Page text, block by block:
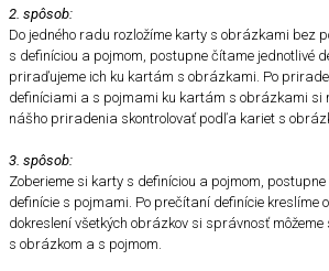
2. spôsob:
Do jedného radu rozložíme karty s obrázkami bez
s definíciou a pojmom, postupne čítame jednotlivé
priraďujeme ich ku kartám s obrázkami. Po
definíciami a s pojmami ku kartám s obrázkami si
nášho priradenia skontrolovať podľa kariet s
3. spôsob:
Zoberieme si karty s definíciou a pojmom,
definície s pojmami. Po prečítaní definície kreslíme
dokreslení všetkých obrázkov si správnosť
s obrázkom a s pojmom.